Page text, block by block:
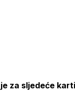
za sljedeće